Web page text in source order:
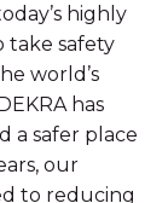
highly
take safety
world’s
has
a safer place
our
to reducing